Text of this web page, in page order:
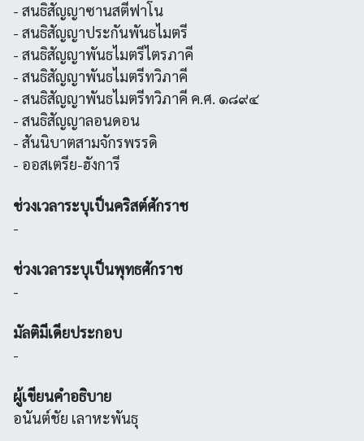
- สนธิสัญญาซานสตีฟาโน
- สนธิสัญญาประกันพันธไมตรี
- สนธิสัญญาพันธไมตรีไตรภาคี
- สนธิสัญญาพันธไมตรีทวิภาคี
- สนธิสัญญาพันธไมตรีทวิภาคี ค.ศ. ๑๘๙๔
- สนธิสัญญาลอนดอน
- สันนิบาตสามจักรพรรดิ
- ออสเตรีย-ฮังการี
ช่วงเวลาระบุเป็นคริสต์ศักราช
-
ช่วงเวลาระบุเป็นพุทธศักราช
-
มัลติมีเดียประกอบ
-
ผู้เขียนคำอธิบาย
อนันต์ชัย เลาหะพันธุ